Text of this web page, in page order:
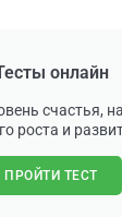
онлайн
счастья,
роста и
ПРОЙТИ ТЕСТ